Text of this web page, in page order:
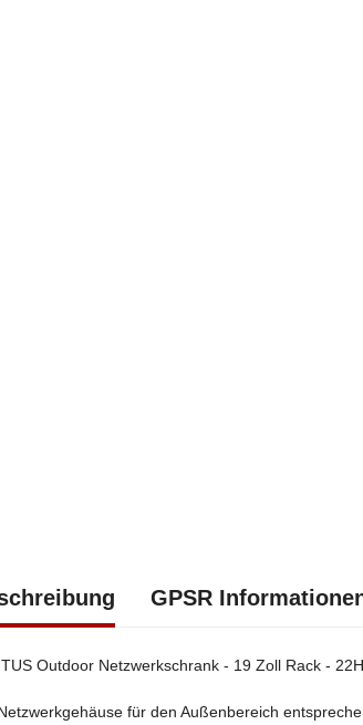
GPSR
Outdoor Netzwerkschrank - 19 Zoll Rack -
für den Außenbereich